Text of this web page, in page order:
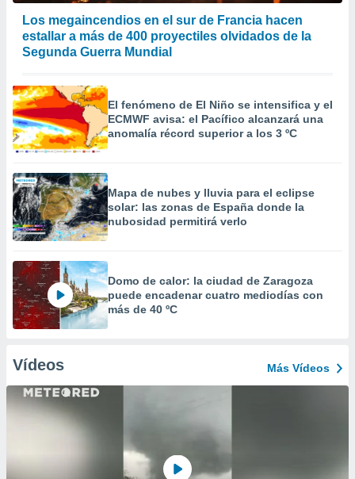
Los megaincendios en el sur de Francia hacen
estallar a más de 400 proyectiles olvidados de la
Segunda Guerra Mundial
El fenómeno de El Niño se intensifica y el
ECMWF avisa: el Pacífico alcanzará una
anomalía récord superior a los 3 ºC
Mapa de nubes y lluvia para el eclipse
solar: las zonas de España donde la
nubosidad permitirá verlo
Domo de calor: la ciudad de Zaragoza
puede encadenar cuatro mediodías con
más de 40 ºC
Vídeos Más Vídeos